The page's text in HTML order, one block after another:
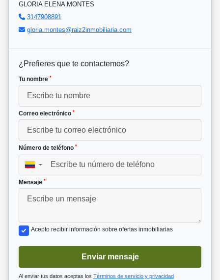
GLORIA ELENA MONTES
3147908891
gloria.montes@raiz2inmobiliaria.com
¿Prefieres que te contactemos?
Tu nombre *
Correo electrónico *
Número de teléfono *
▼
Mensaje *
Acepto recibir información sobre ofertas inmobiliarias
Enviar mensaje
Al enviar tus datos aceptas los Términos de servicio y privacidad